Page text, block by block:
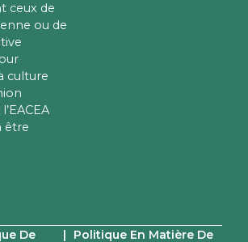
ceux de
ou de
culture
être
De Politique En Matière De